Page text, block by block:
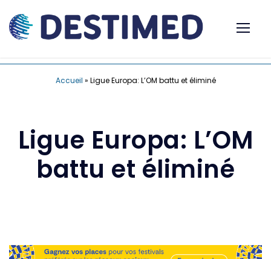
Accueil » Ligue Europa: L’OM battu et éliminé
Ligue Europa: L’OM
battu et éliminé